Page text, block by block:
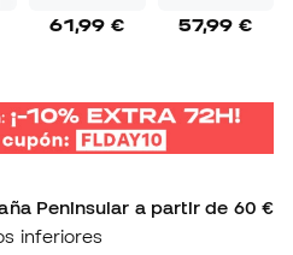
61,99 € 57,99 €
Peninsular a partir de 60 €
inferiores